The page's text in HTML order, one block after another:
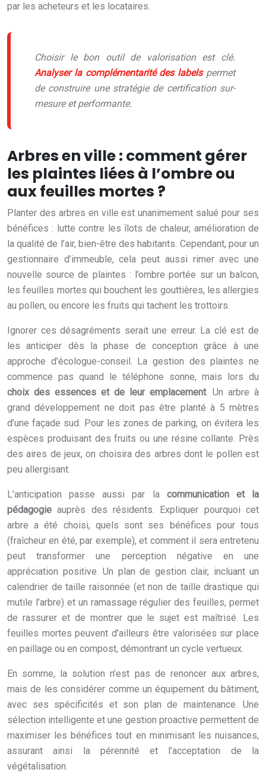
par les acheteurs et les locataires.
Choisir le bon outil de valorisation est clé.
Analyser la complémentarité des labelspermet
de construire une stratégie de certification sur-
mesure et performante.
Arbres en ville : comment gérer
les plaintes liées à l’ombre ou
aux feuilles mortes ?
Planter des arbres en ville est unanimement salué pour ses
bénéfices : lutte contre les îlots de chaleur, amélioration de
la qualité de l’air, bien-être des habitants. Cependant, pour un
gestionnaire d’immeuble, cela peut aussi rimer avec une
nouvelle source de plaintes : l’ombre portée sur un balcon,
les feuilles mortes qui bouchent les gouttières, les allergies
au pollen, ou encore les fruits qui tachent les trottoirs.
Ignorer ces désagréments serait une erreur. La clé est de
les anticiper dès la phase de conception grâce à une
approche d’écologue-conseil. La gestion des plaintes ne
commence pas quand le téléphone sonne, mais lors du
choix des essences et de leur emplacement. Un arbre à
grand développement ne doit pas être planté à 5 mètres
d’une façade sud. Pour les zones de parking, on évitera les
espèces produisant des fruits ou une résine collante. Près
des aires de jeux, on choisira des arbres dont le pollen est
peu allergisant.
L’anticipation passe aussi par la communication et la
pédagogie auprès des résidents. Expliquer pourquoi cet
arbre a été choisi, quels sont ses bénéfices pour tous
(fraîcheur en été, par exemple), et comment il sera entretenu
peut transformer une perception négative en une
appréciation positive. Un plan de gestion clair, incluant un
calendrier de taille raisonnée (et non de taille drastique qui
mutile l’arbre) et un ramassage régulier des feuilles, permet
de rassurer et de montrer que le sujet est maîtrisé. Les
feuilles mortes peuvent d’ailleurs être valorisées sur place
en paillage ou en compost, démontrant un cycle vertueux.
En somme, la solution n’est pas de renoncer aux arbres,
mais de les considérer comme un équipement du bâtiment,
avec ses spécificités et son plan de maintenance. Une
sélection intelligente et une gestion proactive permettent de
maximiser les bénéfices tout en minimisant les nuisances,
assurant ainsi la pérennité et l’acceptation de la
végétalisation.